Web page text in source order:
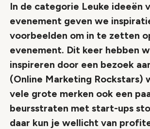
In de categorie Leuke ideeën
evenement geven we
voorbeelden om in te zetten
evenement. Dit keer hebben
inspireren door een bezoek
(Online Marketing Rockstars)
vele grote merken ook een
beursstraten met start-ups
daar kun je wellicht van